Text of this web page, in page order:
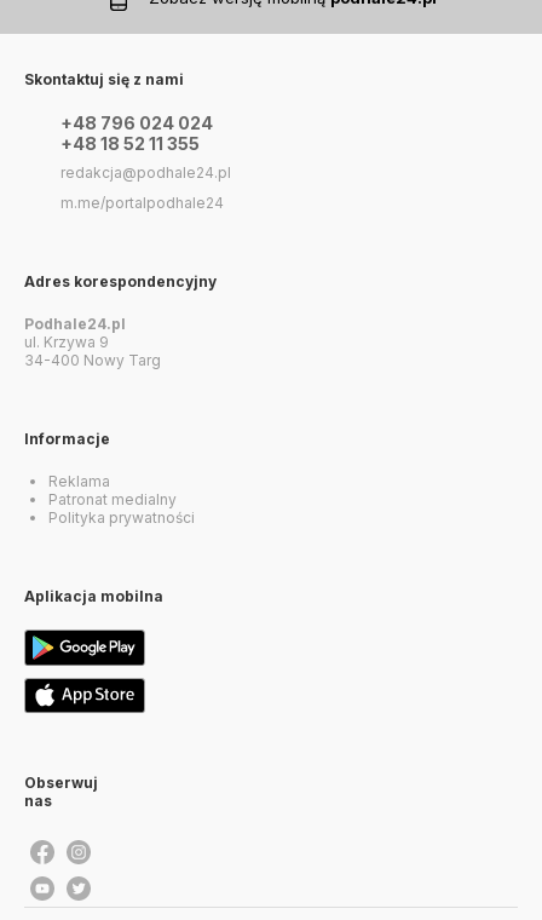
Skontaktuj się z nami
+48 796 024 024
+48 18 52 11 355
redakcja@podhale24.pl
m.me/portalpodhale24
Adres korespondencyjny
Podhale24.pl
ul. Krzywa 9
34-400 Nowy Targ
Informacje
Reklama
Patronat medialny
Polityka prywatności
Aplikacja mobilna
Obserwuj
nas